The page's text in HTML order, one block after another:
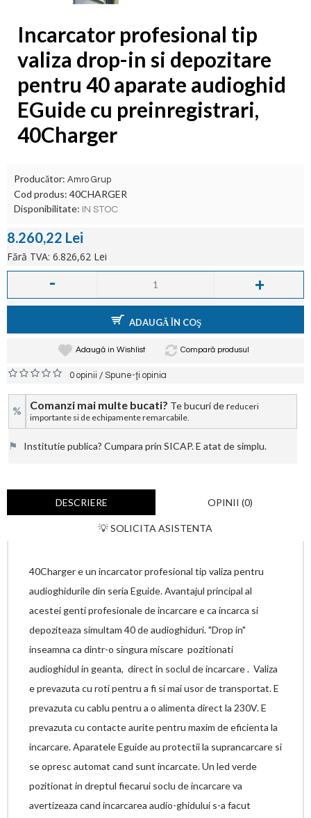
Incarcator profesional tip
valiza drop-in si depozitare
pentru 40 aparate audioghid
EGuide cu preinregistrari,
40Charger
Producător: Amro Grup
Cod produs: 40CHARGER
Disponibilitate:
IN STOC
8.260,22 Lei
Fără TVA: 6.826,62 Lei
- +
ADAUGĂ ÎN COŞ
Adaugă in Wishlist Compară produsul
0 opinii /Spune-ţi opinia
% Comanzi mai multe bucati? Te bucuri de reduceri
importante si de echipamente remarcabile.
⚑ Institutie publica? Cumpara prin SICAP. E atat de simplu.
DESCRIERE OPINII (0)
💡 SOLICITA ASISTENTA
40Charger e un incarcator profesional tip valiza pentru
audioghidurile din seria Eguide. Avantajul principal al
acestei genti profesionale de incarcare e ca incarca si
depoziteaza simultam 40 de audioghiduri. "Drop in"
inseamna ca dintr-o singura miscare pozitionati
audioghidul in geanta, direct in soclul de incarcare . Valiza
e prevazuta cu roti pentru a fi si mai usor de transportat. E
prevazuta cu cablu pentru a o alimenta direct la 230V. E
prevazuta cu contacte aurite pentru maxim de eficienta la
incarcare. Aparatele Eguide au protectii la suprancarcare si
se opresc automat cand sunt incarcate. Un led verde
pozitionat in dreptul fiecarui soclu de incarcare va
avertizeaza cand incarcarea audio-ghidului s-a facut